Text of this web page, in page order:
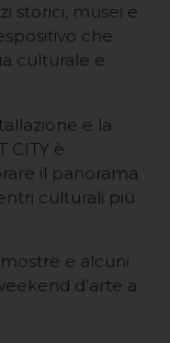
storici, musei e
che
culturale e
e la
CITY è
il panorama
culturali più
e alcuni
d’arte a